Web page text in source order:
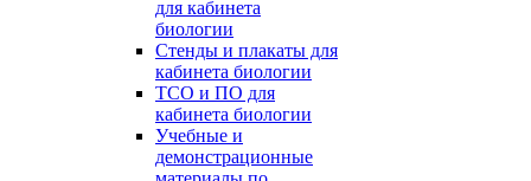
для кабинета
биологии
Стенды и плакаты для
кабинета биологии
ТСО и ПО для
кабинета биологии
Учебные и
демонстрационные